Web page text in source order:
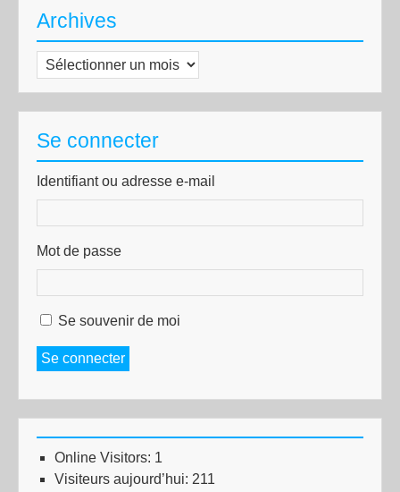
Archives
Archives
Se connecter
Identifiant ou adresse e-mail
Mot de passe
Se souvenir de moi
Se connecter
Online Visitors: 1
Visiteurs aujourd’hui: 211